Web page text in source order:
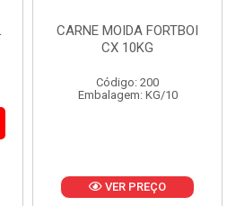
LOMBINHO BOV CONG
FRIBOI KG
Código: 297
Embalagem: CX/± 26,4 KG